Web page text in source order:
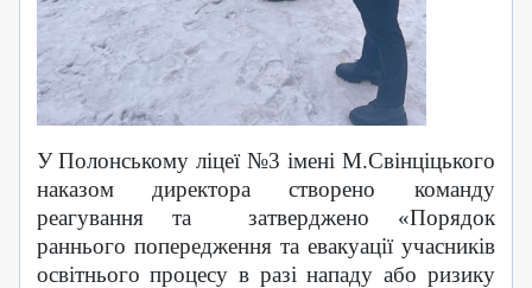
У Полонському ліцеї №3 імені М.Свінціцького
наказом директора створено команду
реагування та
затверджено «Порядок
раннього попередження та евакуації учасників
освітнього процесу в разі нападу або ризику